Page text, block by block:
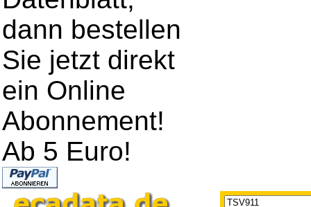
dann bestellen
Sie jetzt direkt
ein Online
Abonnement!
Ab 5 Euro!